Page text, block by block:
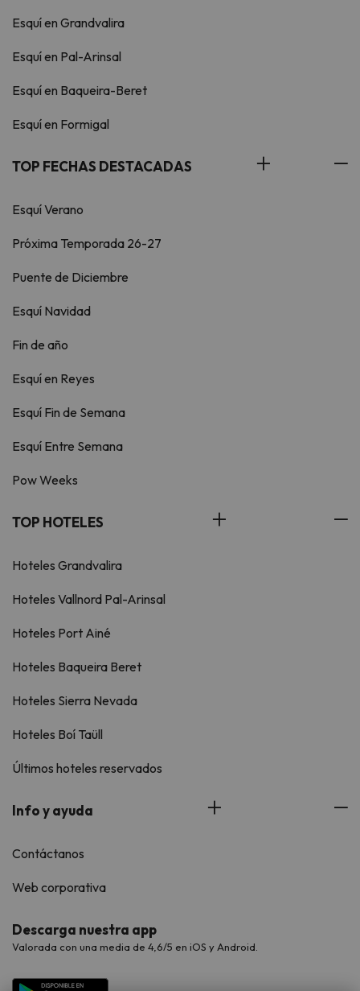
Esquí en Grandvalira
Esquí en Pal-Arinsal
Esquí en Baqueira-Beret
Esquí en Formigal
TOP FECHAS DESTACADAS
Esquí Verano
Próxima Temporada 26-27
Puente de Diciembre
Esquí Navidad
Fin de año
Esquí en Reyes
Esquí Fin de Semana
Esquí Entre Semana
Pow Weeks
TOP HOTELES
Hoteles Grandvalira
Hoteles Vallnord Pal-Arinsal
Hoteles Port Ainé
Hoteles Baqueira Beret
Hoteles Sierra Nevada
Hoteles Boí Taüll
Últimos hoteles reservados
Info y ayuda
Contáctanos
Web corporativa
Descarga nuestra app
Valorada con una media de 4,6/5 en iOS y Android.